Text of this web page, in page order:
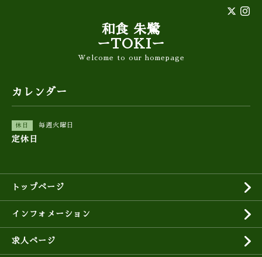
和食 朱鷺
ーTOKIー
Welcome to our homepage
カレンダー
休日 毎週火曜日
定休日
トップページ
インフォメーション
求人ページ